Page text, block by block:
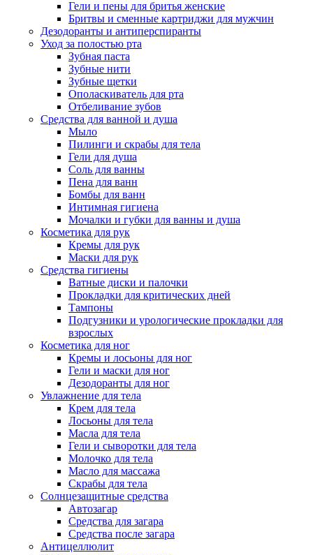
Гели и пены для бритья женские
Бритвы и сменные картриджи для мужчин
Дезодоранты и антиперспиранты
Уход за полостью рта
Зубная паста
Зубные нити
Зубные щетки
Ополаскиватель для рта
Отбеливание зубов
Средства для ванной и душа
Мыло
Пилинги и скрабы для тела
Гели для душа
Соль для ванны
Пена для ванн
Бомбы для ванн
Интимная гигиена
Мочалки и губки для ванны и душа
Косметика для рук
Кремы для рук
Маски для рук
Средства гигиены
Ватные диски и палочки
Прокладки для критических дней
Тампоны
Подгузники и урологические прокладки для
взрослых
Косметика для ног
Кремы и лосьоны для ног
Гели и маски для ног
Дезодоранты для ног
Увлажнение для тела
Крем для тела
Лосьоны для тела
Масла для тела
Гели и сыворотки для тела
Молочко для тела
Масло для массажа
Скрабы для тела
Солнцезащитные средства
Автозагар
Средства для загара
Средства после загара
Антицеллюлит